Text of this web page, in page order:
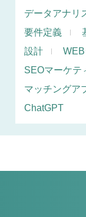
データアナリ
要件定義
設計
SEOマーケテ
マッチングア
ChatGPT